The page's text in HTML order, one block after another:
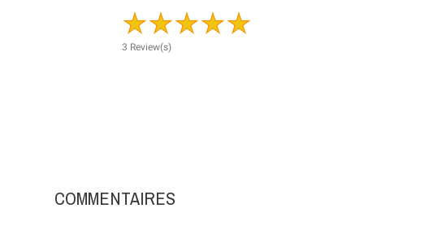
3 Review(s)
COMMENTAIRES